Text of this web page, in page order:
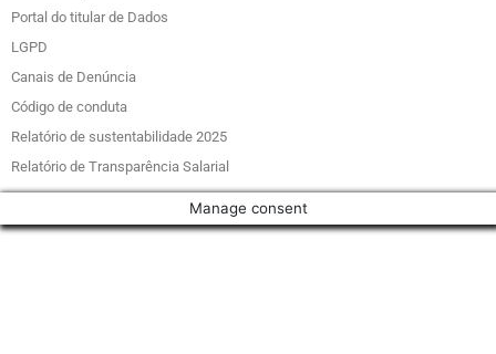
Portal do titular de Dados
LGPD
Canais de Denúncia
Código de conduta
Relatório de sustentabilidade 2025
Relatório de Transparência Salarial
Manage consent